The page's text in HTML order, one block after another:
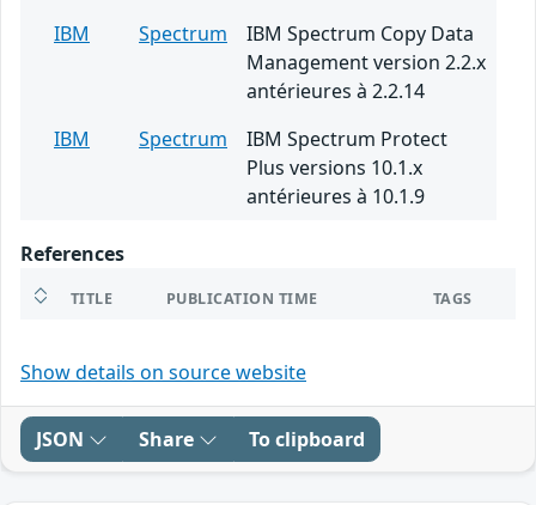
IBM
Spectrum
IBM Spectrum Copy Data
Management version 2.2.x
antérieures à 2.2.14
IBM
Spectrum
IBM Spectrum Protect
Plus versions 10.1.x
antérieures à 10.1.9
References
TITLE PUBLICATION TIME TAGS
Show details on source website
JSON Share To clipboard